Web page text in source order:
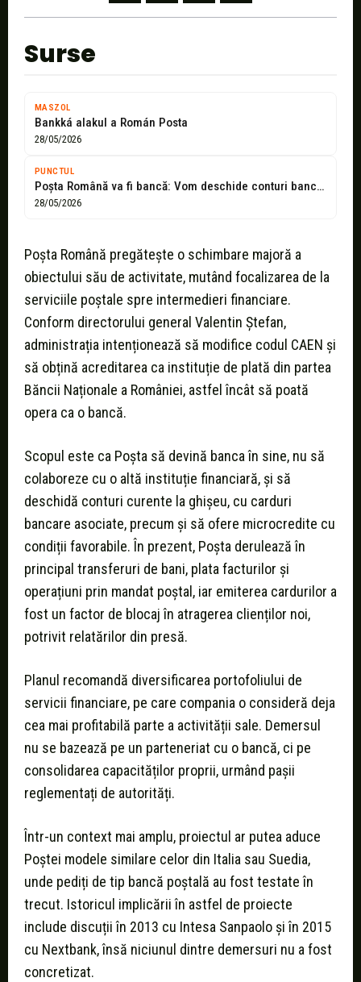
Surse
MASZOL
Bankká alakul a Román Posta
28/05/2026
PUNCTUL
Poșta Română va fi bancă: Vom deschide conturi bancare, cărora le vom...
28/05/2026
Poșta Română pregătește o schimbare majoră a
obiectului său de activitate, mutând focalizarea de la
serviciile poștale spre intermedieri financiare.
Conform directorului general Valentin Ștefan,
administrația intenționează să modifice codul CAEN și
să obțină acreditarea ca instituție de plată din partea
Băncii Naționale a României, astfel încât să poată
opera ca o bancă.
Scopul este ca Poșta să devină banca în sine, nu să
colaboreze cu o altă instituție financiară, și să
deschidă conturi curente la ghișeu, cu carduri
bancare asociate, precum și să ofere microcredite cu
condiții favorabile. În prezent, Poșta derulează în
principal transferuri de bani, plata facturilor și
operațiuni prin mandat poștal, iar emiterea cardurilor a
fost un factor de blocaj în atragerea clienților noi,
potrivit relatărilor din presă.
Planul recomandă diversificarea portofoliului de
servicii financiare, pe care compania o consideră deja
cea mai profitabilă parte a activității sale. Demersul
nu se bazează pe un parteneriat cu o bancă, ci pe
consolidarea capacităților proprii, urmând pașii
reglementați de autorități.
Într-un context mai amplu, proiectul ar putea aduce
Poștei modele similare celor din Italia sau Suedia,
unde pediți de tip bancă poștală au fost testate în
trecut. Istoricul implicării în astfel de proiecte
include discuții în 2013 cu Intesa Sanpaolo și în 2015
cu Nextbank, însă niciunul dintre demersuri nu a fost
concretizat.